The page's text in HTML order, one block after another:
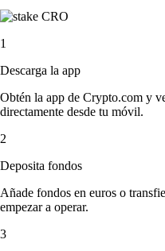
1
Descarga la app
Obtén la app de Crypto.com y
directamente desde tu móvil.
2
Deposita fondos
Añade fondos en euros o
empezar a operar.
3